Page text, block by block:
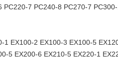
7 PC240-8 PC270-7
1 EX100-2 EX100-3 EX100-5
5 EX200-6 EX210-5 EX220-1